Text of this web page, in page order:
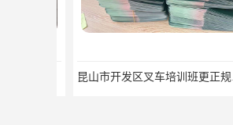
昆山市开发区叉车培训班更正规快速拿